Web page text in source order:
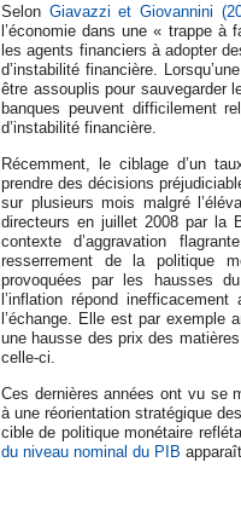
Selon Giavazzi et Giovannini
l’économie dans une « trappe à
les agents financiers à adopter
d’instabilité financière.
être assouplis pour sauvegarder
banques peuvent difficilement
d’instabilité financière.
Récemment, le ciblage d’un
prendre des décisions
sur plusieurs mois malgré
directeurs en juillet 2008 par la
contexte d’aggravation
resserrement de la politique
provoquées par les hausses
l’inflation répond
l’échange. Elle est par exemple
une hausse des prix des
celle-ci.
Ces dernières années ont vu se
à une réorientation stratégique
cible de politique monétaire
du niveau nominal du PIB